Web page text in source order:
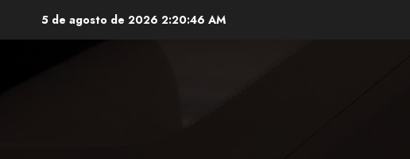
5 de agosto de 2026 2:20:47 AM